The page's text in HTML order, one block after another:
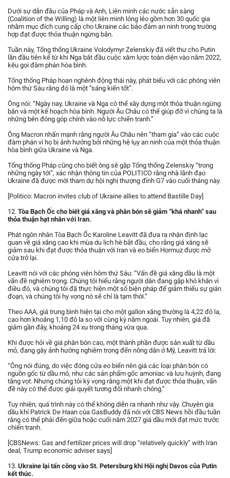
Dưới sự dẫn đầu của Pháp và Anh, Liên minh các nước sẵn sàng
(Coalition of the Willing) là một liên minh lỏng lẻo gồm hơn 30 quốc gia
nhằm mục đích cung cấp cho Ukraine các bảo đảm an ninh trong trường
hợp đạt được thỏa thuận ngừng bắn.
Tuần này, Tổng thống Ukraine Volodymyr Zelenskiy đã viết thư cho Putin
lần đầu tiên kể từ khi Nga bắt đầu cuộc xâm lược toàn diện vào năm 2022,
kêu gọi đàm phán hòa bình.
Tổng thống Pháp hoan nghênh động thái này, phát biểu với các phóng viên
hôm thứ Sáu rằng đó là một “sáng kiến tốt”.
Ông nói: “Ngày nay, Ukraine và Nga có thể xây dựng một thỏa thuận ngừng
bắn và một kế hoạch hòa bình. Người Âu Châu có thể giúp đỡ vì chúng ta là
những bên đóng góp chính vào nỗ lực chiến tranh.”
Ông Macron nhấn mạnh rằng người Âu Châu nên “tham gia” vào các cuộc
đàm phán vì họ bị ảnh hưởng bởi những hệ lụy an ninh của một thỏa thuận
hòa bình giữa Ukraine và Nga.
Tổng thống Pháp cũng cho biết ông sẽ gặp Tổng thống Zelenskiy “trong
những ngày tới”, xác nhận thông tin của POLITICO rằng nhà lãnh đạo
Ukraine đã được mời tham dự hội nghị thượng đỉnh G7 vào cuối tháng này.
[Politico: Macron invites club of Ukraine allies to attend Bastille Day]
12. Tòa Bạch Ốc cho biết giá xăng và phân bón sẽ giảm “khá nhanh” sau
thỏa thuận hạt nhân với Iran.
Phát ngôn nhân Tòa Bạch Ốc Karoline Leavitt đã đưa ra nhận định lạc
quan về giá xăng cao khi mùa du lịch hè bắt đầu, cho rằng giá xăng sẽ
giảm sau khi đạt được thỏa thuận với Iran và eo biển Hormuz được mở
cửa trở lại.
Leavitt nói với các phóng viên hôm thứ Sáu: “Vấn đề giá xăng dầu là một
vấn đề nghiêm trọng. Chúng tôi hiểu rằng người dân đang gặp khó khăn vì
điều đó, và chúng tôi đã thực hiện một số biện pháp để giảm thiểu sự gián
đoạn, và chúng tôi hy vọng nó sẽ chỉ là tạm thời.”
Theo AAA, giá trung bình hiện tại cho một gallon xăng thường là 4,22 đô la,
cao hơn khoảng 1,10 đô la so với cùng kỳ năm ngoái. Tuy nhiên, giá đã
giảm gần đây, khoảng 24 xu trong tháng vừa qua.
Khi được hỏi về giá phân bón cao, một thành phần được sản xuất từ dầu
mỏ, đang gây ảnh hưởng nghiêm trọng đến nông dân ở Mỹ, Leavitt trả lời:
“Ông nói đúng, do việc đóng cửa eo biển nên giá các loại phân bón có
nguồn gốc từ dầu mỏ, như các sản phẩm gốc amoniac và lưu huỳnh, đang
tăng vọt. Nhưng chúng tôi kỳ vọng rằng một khi đạt được thỏa thuận, vấn
đề này có thể được giải quyết tương đối nhanh chóng.”
Tuy nhiên, quá trình này có thể không diễn ra nhanh như vậy. Chuyên gia
dầu khí Patrick De Haan của GasBuddy đã nói với CBS News hồi đầu tuần
rằng có thể phải đến giữa hoặc cuối năm 2027 giá dầu mới đạt mức trước
chiến tranh.
[CBSNews: Gas and fertilizer prices will drop “relatively quickly” with Iran
deal, Trump economic adviser says]
13. Ukraine lại tấn công vào St. Petersburg khi Hội nghị Davos của Putin
kết thúc.